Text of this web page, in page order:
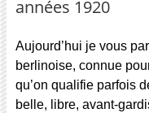
années 1920
Aujourd’hui je vous
berlinoise, connue
qu’on qualifie parfois
belle, libre, avant-